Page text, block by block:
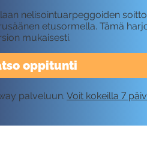
oppitunti
nelisointuarpeggoiden
etusormella. Tämä
mukaisesti.
palveluun. Voit kokeilla 7